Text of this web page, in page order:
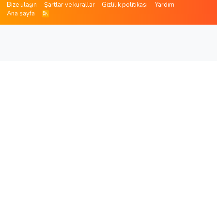
Bize ulaşın
Şartlar ve kurallar Gizlilik politikası
Yardım
Ana sayfa
R
S
S